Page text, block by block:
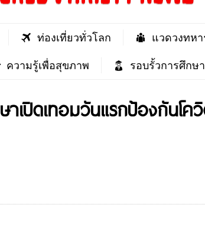
ท่องเที่ยวทั่วโลก แวดวงทหา
ความรู้เพื่อสุขภาพ รอบรั้วการศึกษา
เปิดเทอมวันแรกป้องกันโ